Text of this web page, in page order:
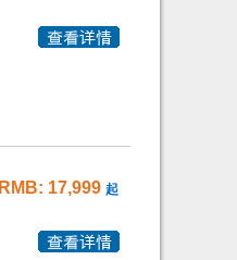
RMB: 17,999 起